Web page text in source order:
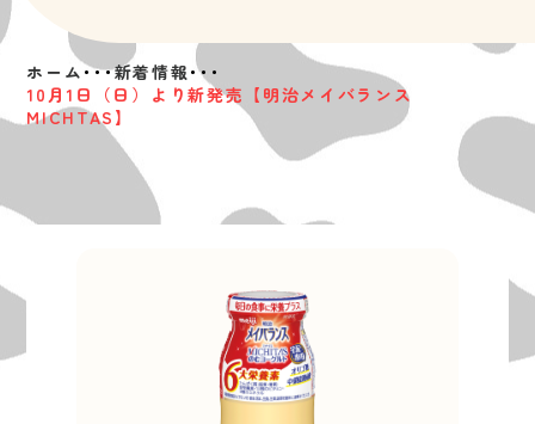
ホーム ･･･新着情報･･･
10月1日（日）より新発売【明治メイバランス
MICHTAS】